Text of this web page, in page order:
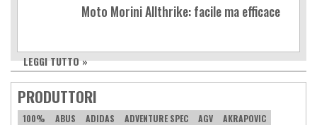
Moto Morini Allthrike: facile ma efficace
LEGGI TUTTO »
PRODUTTORI
100% ABUS ADIDAS ADVENTURE SPEC AGV
AKRAPOVIC